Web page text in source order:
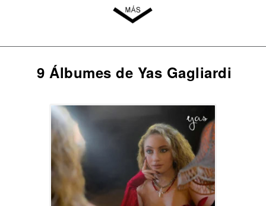
9 Álbumes de Yas Gagliardi